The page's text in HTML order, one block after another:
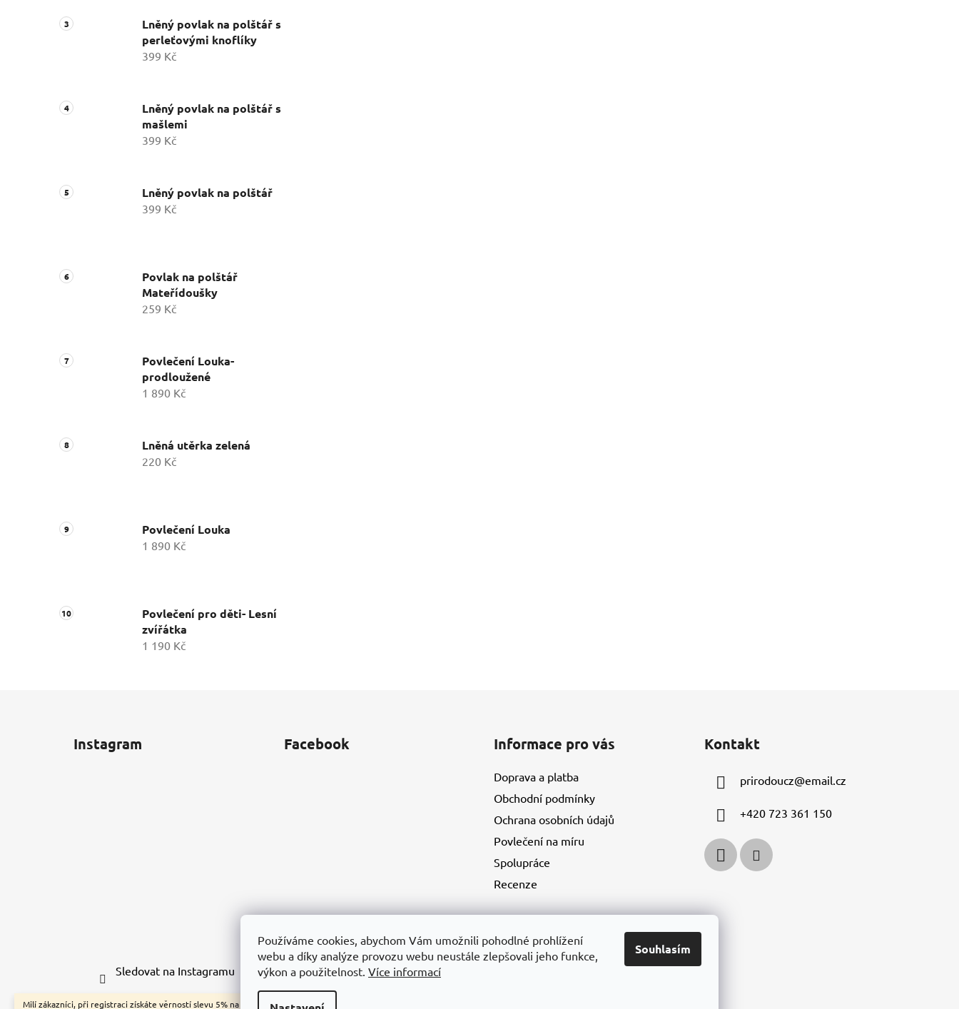
Používáme cookies, abychom Vám umožnili pohodlné prohlížení
webu a díky analýze provozu webu neustále zlepšovali jeho funkce,
výkon a použitelnost. Více informací
Souhlasím
Milí zákazníci, při registraci získáte věrností slevu 5% na první a další
Lněný povlak na polštář s
perleťovými knoflíky
399 Kč
Lněný povlak na polštář s
mašlemi
399 Kč
Lněný povlak na polštář
399 Kč
Povlak na polštář
Mateřídoušky
259 Kč
Povlečení Louka-
prodloužené
1 890 Kč
Lněná utěrka zelená
220 Kč
Povlečení Louka
1 890 Kč
Povlečení pro děti- Lesní
zvířátka
1 190 Kč
Instagram
Sledovat na Instagramu
Facebook Informace pro vás
Doprava a platba
Obchodní podmínky
Ochrana osobních údajů
Povlečení na míru
Spolupráce
Recenze
Kontakt
prirodoucz@email.cz
+420 723 361 150